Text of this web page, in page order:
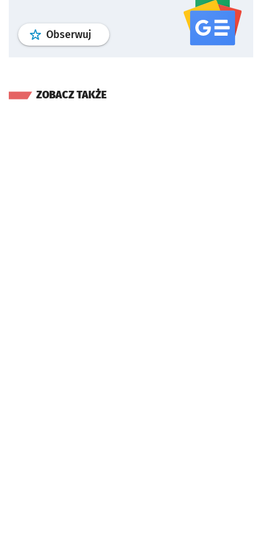
Obserwuj profil serwisu
ZOBACZ TAKŻE